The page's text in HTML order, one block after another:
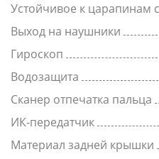
Устойчивое к царапинам
Выход на наушники
Гироскоп
Водозащита
Сканер отпечатка пальца
ИК-передатчик
Материал задней крышки